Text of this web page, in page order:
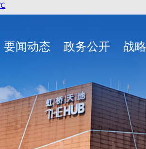
要闻动态 政务公开 战